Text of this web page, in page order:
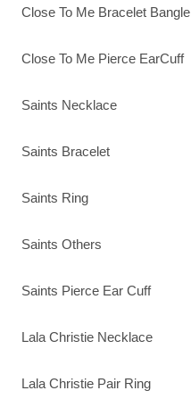
Close To Me Bracelet Bangle
Close To Me Pierce EarCuff
Saints Necklace
Saints Bracelet
Saints Ring
Saints Others
Saints Pierce Ear Cuff
Lala Christie Necklace
Lala Christie Pair Ring